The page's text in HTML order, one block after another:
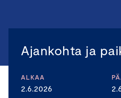
Ajankohta ja
ALKAA
2.6.2026